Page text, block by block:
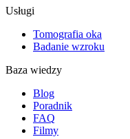
Usługi
Tomografia oka
Badanie wzroku
Baza wiedzy
Blog
Poradnik
FAQ
Filmy